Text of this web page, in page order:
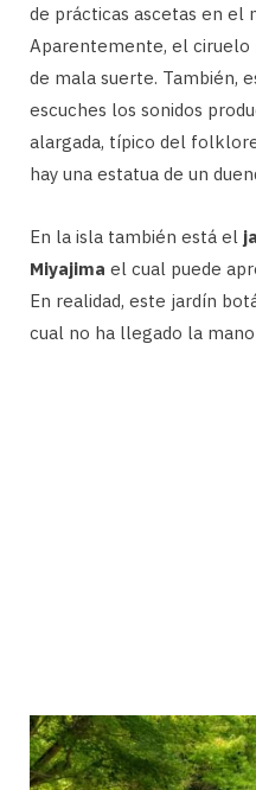
de prácticas ascetas en el
Aparentemente, el
de mala suerte. También,
escuches los sonidos
alargada, típico del
hay una estatua de un
En la isla también está el
Miyajima el cual puede
En realidad, este jardín
cual no ha llegado la